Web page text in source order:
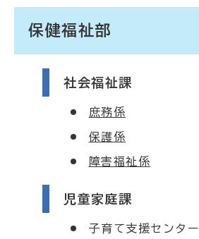
保健福祉部
社会福祉課
庶務係
保護係
障害福祉係
児童家庭課
子育て支援センター